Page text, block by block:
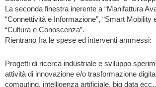
La seconda finestra inerente a “Manifattura
“Connettività e Informazione”, “Smart Mobility
“Cultura e Conoscenza”.
Rientrano fra le spese ed interventi ammessi:
Progetti di ricerca industriale e sviluppo
attività di innovazione e/o trasformazione
computing, intelligenza artificiale, big data